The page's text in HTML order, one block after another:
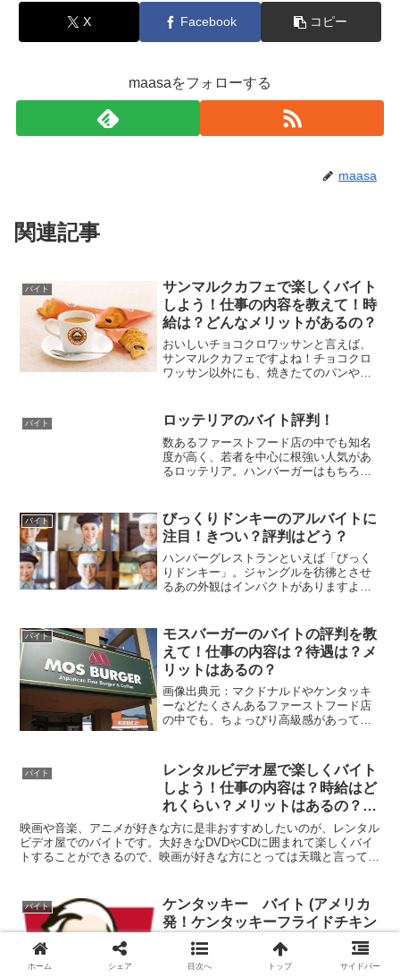
X Facebook コピー
maasaをフォローする
maasa
関連記事
バイト
サンマルクカフェで楽しくバイト
しよう！仕事の内容を教えて！時
給は？どんなメリットがあるの？
おいしいチョコクロワッサンと言えば、
サンマルクカフェですよね！チョコクロ
ワッサン以外にも、焼きたてのパンやケ
バイトしたい！と考えている方のため
に、サンマルクカフェのバイ...
バイト ロッテリアのバイト評判！
数あるファーストフード店の中でも知名
度が高く、若者を中心に根強い人気があ
るロッテリア。ハンバーガーはもちろ
テリアファンも多いのではないでしょう
か？今回はそんなロッテリア...
バイト
びっくりドンキーのアルバイトに
注目！きつい？評判はどう？
ハンバーグレストランといえば「びっく
りドンキー」。ジャングルを彷彿とさせ
るあの外観はインパクトがありますよ
たハンバーグとごはんとサラダがワンプ
レートになっているのも特徴...
バイト
モスバーガーのバイトの評判を教
えて！仕事の内容は？待遇は？メ
リットはあるの？
画像出典元：マクドナルドやケンタッキ
ーなどたくさんあるファーストフード店
の中でも、ちょっぴり高級感があって味
番好き！という方、多いのではないでし
ょうか。そんな人気のモス...
バイト
レンタルビデオ屋で楽しくバイト
しよう！仕事の内容は？時給はど
れくらい？メリットはあるの？口
コミは？
映画や音楽、アニメが好きな方に是非おすすめしたいのが、レンタル
ビデオ屋でのバイトです。大好きなDVDやCDに囲まれて楽しくバイ
トすることができるので、映画が好きな方にとっては天職と言っても
バイト
ケンタッキー バイト (アメリカ
発！ケンタッキーフライドチキン
でのバイトとは？)
ケンタッキーフライドチキンは、1952年
ホーム シェア 目次へ トップ サイドバー